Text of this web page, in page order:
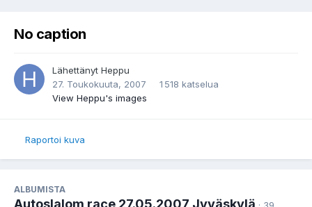
No caption
Lähettänyt Heppu
27. Toukokuuta, 2007
1 518 katselua
View Heppu's images
Raportoi kuva
ALBUMISTA
Autoslalom race 27.05.2007 Jyväskylä